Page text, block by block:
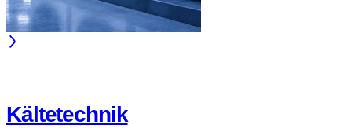
Kältetechnik